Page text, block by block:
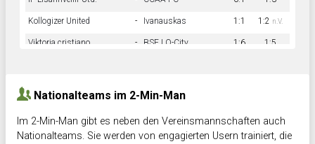
Kollogizer United - Ivanauskas 1:1 1:2 n.V.
Viktoria cristiano - BSF LO-City 1:6 1:5
Nationalteams im 2-Min-Man
Im 2-Min-Man gibt es neben den Vereinsmannschaften auch
Nationalteams. Sie werden von engagierten Usern trainiert, die